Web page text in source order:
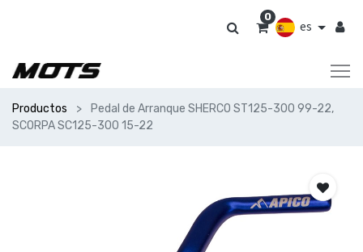
es
0
Productos
Pedal de Arranque SHERCO ST125-300 99-22,
SCORPA SC125-300 15-22